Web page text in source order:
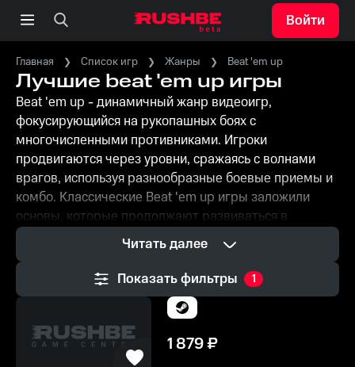
Войти
Главная Список игр Жанры Beat 'em up
Лучшие beat 'em up игры
Beat 'em up - динамичный жанр видеоигр,
фокусирующийся на рукопашных боях с
многочисленными противниками. Игроки
продвигаются через уровни, сражаясь с волнами
врагов, используя разнообразные боевые приемы и
комбо. Классические Beat 'em up игры заложили
основы, которые продолжают развиваться в
современных играх. Beat 'em up на ПК часто
предлагают кооперативный режим, позволяя
игрокам объединяться с друзьями. Жанр привлекает
любителей динамичного экшена и тех, кто ценит
простой, но захватывающий геймплей.
Читать далее
Показать фильтры
1
1 879₽